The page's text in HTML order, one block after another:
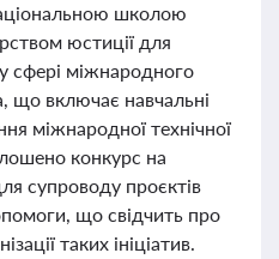
школою
юстиції для
сфері міжнародного
що включає навчальні
міжнародної технічної
конкурс на
супроводу проєктів
що свідчить про
таких ініціатив.